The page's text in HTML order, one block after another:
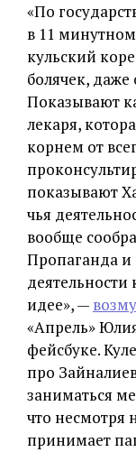
«По
в 11
кульский
болячек, даже
Показывают
лекаря,
корнем от
показывают
чья
вообще
Пропаганда и
идее», —
«Апрель»
фейсбуке.
про
заниматься
что несмотря
принимает